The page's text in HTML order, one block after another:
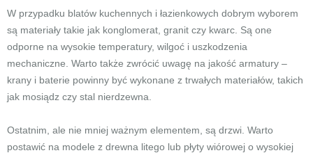
W przypadku blatów kuchennych i łazienkowych dobrym wyborem
są materiały takie jak konglomerat, granit czy kwarc. Są one
odporne na wysokie temperatury, wilgoć i uszkodzenia
mechaniczne. Warto także zwrócić uwagę na jakość armatury –
krany i baterie powinny być wykonane z trwałych materiałów, takich
jak mosiądz czy stal nierdzewna.
Ostatnim, ale nie mniej ważnym elementem, są drzwi. Warto
postawić na modele z drewna litego lub płyty wiórowej o wysokiej